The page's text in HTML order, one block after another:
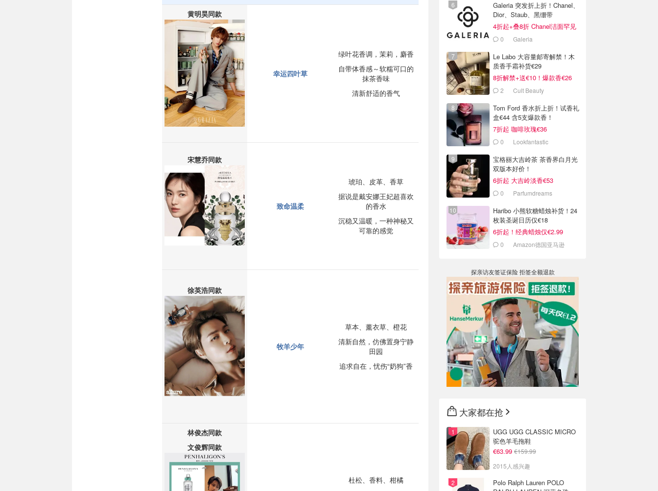
黄明昊同款
幸运四叶草
绿叶花香调，茉莉，麝香
自带体香感～软糯可口的
抹茶香味
清新舒适的香气
宋慧乔同款
致命温柔
琥珀、皮革、香草
据说是戴安娜王妃超喜欢
的香水
沉稳又温暖，一种神秘又
可靠的感觉
徐英浩同款
牧羊少年
草本、薰衣草、橙花
清新自然，仿佛置身宁静
田园
追求自在，忧伤“奶狗”香
林俊杰同款
文俊辉同款
杜松、香料、柑橘
Galeria 突发折上折！Chanel、
Dior、Staub、黑绷带
4折起+叠8折 Chanel洁面罕见
€430 Galeria
Le Labo 大容量邮寄解禁！木
质香手霜补货€29
8折解禁+送€10！爆款香€26
2 Cult Beauty
Tom Ford 香水折上折！试香礼
盒€44 含5支爆款香！
7折起 咖啡玫瑰€36
0 Lookfantastic
宝格丽大吉岭茶 茶香界白月光
双版本好价！
6折起 大吉岭淡香€53
0 Parfumdreams
Haribo 小熊软糖蜡烛补货！24
枚装圣诞日历仅€18
6折起！经典蜡烛仅€2.99
0 Amazon德国亚马逊
探亲访友签证保险 拒签全额退款
大家都在抢
UGG UGG CLASSIC MICRO
驼色羊毛拖鞋
€63.99 €159.99
2015人感兴趣
Polo Ralph Lauren POLO